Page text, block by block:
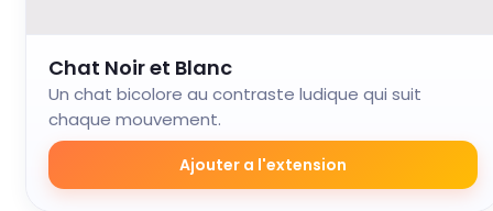
Chat Noir et Blanc
Un chat bicolore au contraste ludique qui suit
chaque mouvement.
Ajouter a l'extension